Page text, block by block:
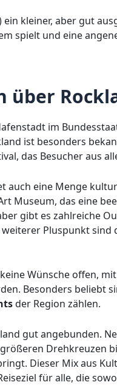
ein kleiner, aber gut
spielt und eine
über
im
ist besonders
das Besucher aus
auch eine Menge
Museum, das eine
gibt es zahlreiche
Pluspunkt
Wünsche offen,
Besonders beliebt
der Region zählen.
gut angebunden.
Drehkreuzen
Dieser Mix aus
für alle, die